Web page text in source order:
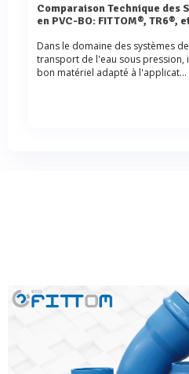
Comparaison Technique des Solutions de Canalisation
en PVC-BO: FITTOM®, TR6®,
Dans le domaine des systèmes
transport de l'eau sous pression,
bon matériel adapté à l'applicat...